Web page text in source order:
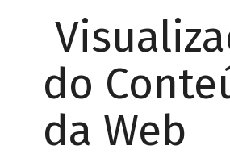
do
da Web